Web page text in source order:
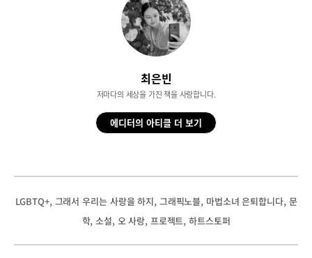
최은빈
저마다의 세상을 가진 책을 사랑합니다.
에디터의 아티클 더 보기
LGBTQ+, 그래서 우리는 사랑을 하지, 그래픽노블, 마법소녀 은퇴합니다, 문
학, 소설, 오 사랑, 프로젝트, 하트스토퍼